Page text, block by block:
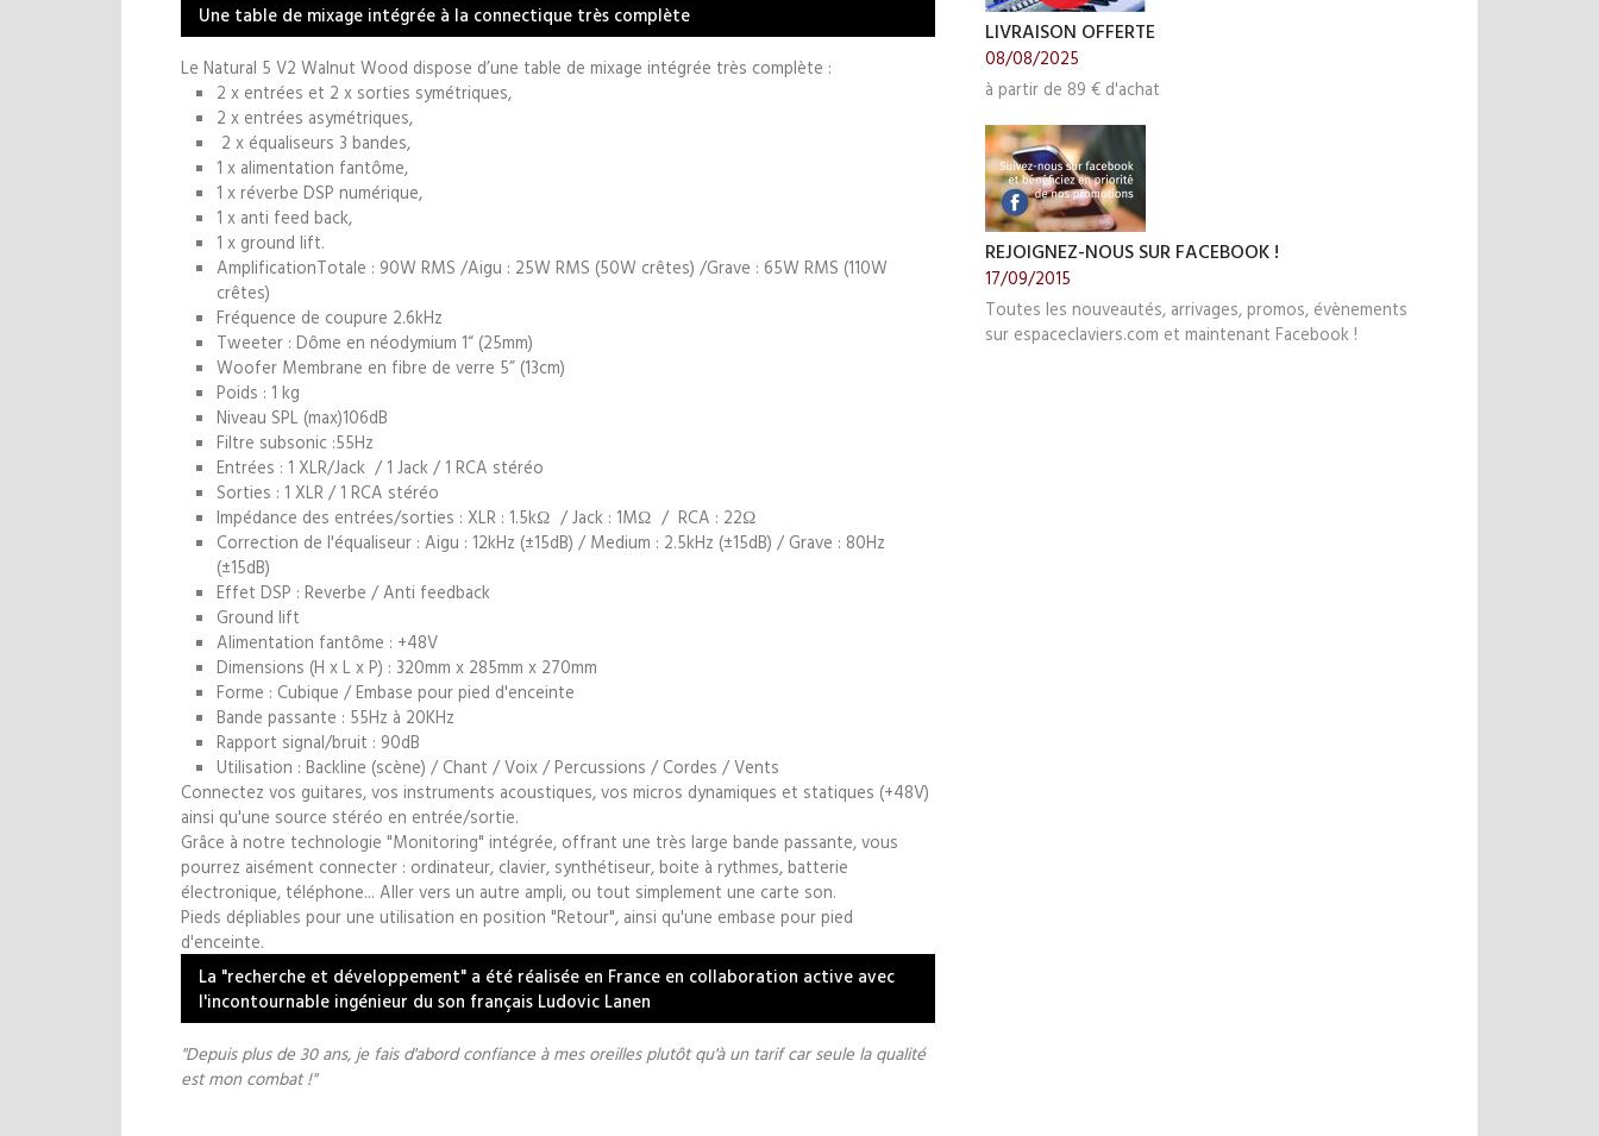
LIVRAISON OFFERTE
08/08/2025
à partir de 89 € d'achat
REJOIGNEZ-NOUS SUR FACEBOOK !
17/09/2015
Toutes les nouveautés, arrivages, promos, évènements
sur espaceclaviers.com et maintenant Facebook !
Une table de mixage intégrée à la connectique très complète
Le Natural 5 V2 Walnut Wood dispose d’une table de mixage intégrée très complète :
2 x entrées et 2 x sorties symétriques,
2 x entrées asymétriques,
2 x équaliseurs 3 bandes,
1 x alimentation fantôme,
1 x réverbe DSP numérique,
1 x anti feed back,
1 x ground lift.
AmplificationTotale : 90W RMS /Aigu : 25W RMS (50W crêtes) /Grave : 65W RMS (110W
crêtes)
Fréquence de coupure 2.6kHz
Tweeter : Dôme en néodymium 1“ (25mm)
Woofer Membrane en fibre de verre 5” (13cm)
Poids : 1 kg
Niveau SPL (max)106dB
Filtre subsonic :55Hz
Entrées : 1 XLR/Jack / 1 Jack / 1 RCA stéréo
Sorties : 1 XLR / 1 RCA stéréo
Impédance des entrées/sorties : XLR : 1.5kΩ / Jack : 1MΩ / RCA : 22Ω
Correction de l'équaliseur : Aigu : 12kHz (±15dB) / Medium : 2.5kHz (±15dB) / Grave : 80Hz
(±15dB)
Effet DSP : Reverbe / Anti feedback
Ground lift
Alimentation fantôme : +48V
Dimensions (H x L x P) : 320mm x 285mm x 270mm
Forme : Cubique / Embase pour pied d'enceinte
Bande passante : 55Hz à 20KHz
Rapport signal/bruit : 90dB
Utilisation : Backline (scène) / Chant / Voix / Percussions / Cordes / Vents
Connectez vos guitares, vos instruments acoustiques, vos micros dynamiques et statiques (+48V)
ainsi qu'une source stéréo en entrée/sortie.
Grâce à notre technologie "Monitoring" intégrée, offrant une très large bande passante, vous
pourrez aisément connecter : ordinateur, clavier, synthétiseur, boite à rythmes, batterie
électronique, téléphone... Aller vers un autre ampli, ou tout simplement une carte son.
Pieds dépliables pour une utilisation en position "Retour", ainsi qu'une embase pour pied
d'enceinte.
La "recherche et développement" a été réalisée en France en collaboration active avec
l'incontournable ingénieur du son français Ludovic Lanen
"Depuis plus de 30 ans, je fais d'abord confiance à mes oreilles plutôt qu'à un tarif car seule la qualité
est mon combat !"